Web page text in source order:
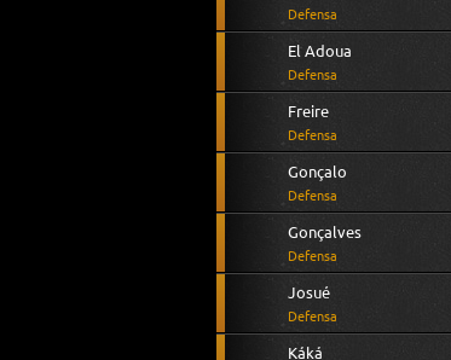
Defensa
El Adoua
Defensa
Freire
Defensa
Gonçalo
Defensa
Gonçalves
Defensa
Josué
Defensa
Káká